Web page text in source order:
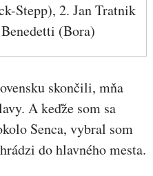
Stepp), 2. Jan Tratnik
(Bora)
skončili, mňa
A keďže som sa
Senca, vybral som
do hlavného mesta.